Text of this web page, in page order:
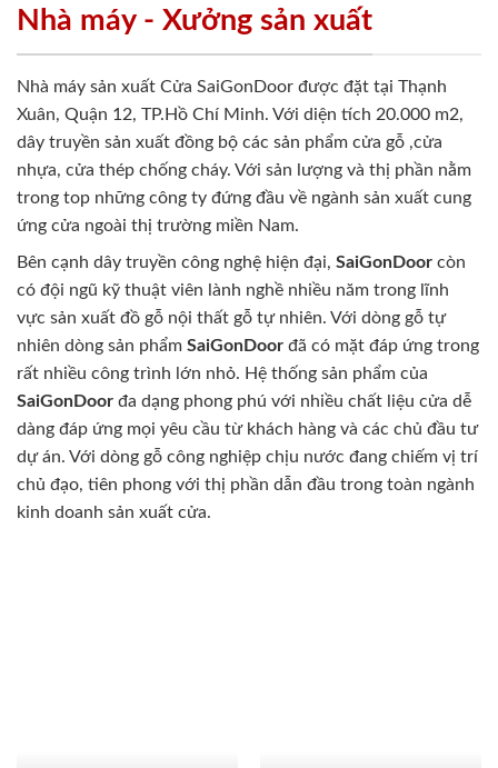
Nhà máy - Xưởng sản xuất
Nhà máy sản xuất Cửa SaiGonDoor được đặt tại Thạnh
Xuân, Quận 12, TP.Hồ Chí Minh. Với diện tích 20.000 m2,
dây truyền sản xuất đồng bộ các sản phẩm cửa gỗ ,cửa
nhựa, cửa thép chống cháy. Với sản lượng và thị phần nằm
trong top những công ty đứng đầu về ngành sản xuất cung
ứng cửa ngoài thị trường miền Nam.
Bên cạnh dây truyền công nghệ hiện đại, SaiGonDoor còn
có đội ngũ kỹ thuật viên lành nghề nhiều năm trong lĩnh
vực sản xuất đồ gỗ nội thất gỗ tự nhiên. Với dòng gỗ tự
nhiên dòng sản phẩm SaiGonDoor đã có mặt đáp ứng trong
rất nhiều công trình lớn nhỏ. Hệ thống sản phẩm của
SaiGonDoor đa dạng phong phú với nhiều chất liệu cửa dễ
dàng đáp ứng mọi yêu cầu từ khách hàng và các chủ đầu tư
dự án. Với dòng gỗ công nghiệp chịu nước đang chiếm vị trí
chủ đạo, tiên phong với thị phần dẫn đầu trong toàn ngành
kinh doanh sản xuất cửa.